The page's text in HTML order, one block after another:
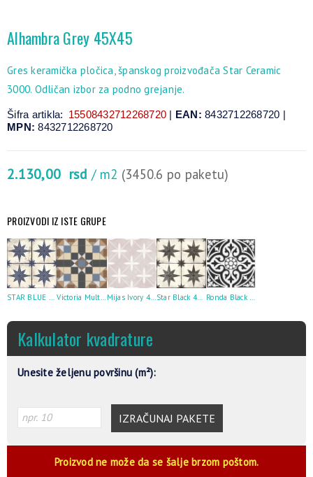
Alhambra Grey 45X45
Gres keramička pločica, španskog proizvođača Star Ceramic
3000. Odličan izbor za podno grejanje.
Šifra artikla: 15508432712268720 | EAN: 8432712268720 |
MPN: 8432712268720
2.130,00 rsd / m2 (3450.6 po paketu)
PROIZVODI IZ ISTE GRUPE
STAR BLUE 45×45 Victoria Multicolor 45X45 Mijas Ivory 45X45 Star Black 45X45 Ronda Black 45X45
Kalkulator kvadrature
Unesite željenu površinu (m²):
IZRAČUNAJ PAKETE
Proizvod ne može da se šalje brzom poštom.